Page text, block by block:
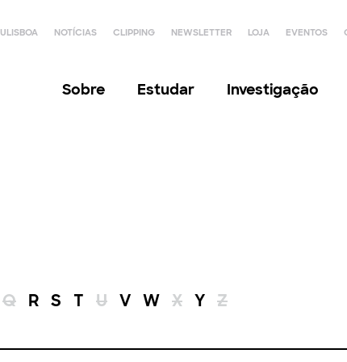
ULISBOA NOTÍCIAS CLIPPING NEWSLETTER LOJA EVENTOS
Sobre Estudar Investigação
Q R S T U V W X Y Z